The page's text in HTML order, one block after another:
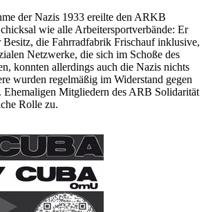
der Nazis 1933 ereilte den ARKB
wie alle Arbeitersportverbände: Er
die Fahrradfabrik Frischauf inklusive,
Netzwerke, die sich im Schoße des
konnten allerdings auch die Nazis nichts
wurden regelmäßig im Widerstand gegen
Ehemaligen Mitgliedern des ARB Solidarität
Rolle zu.